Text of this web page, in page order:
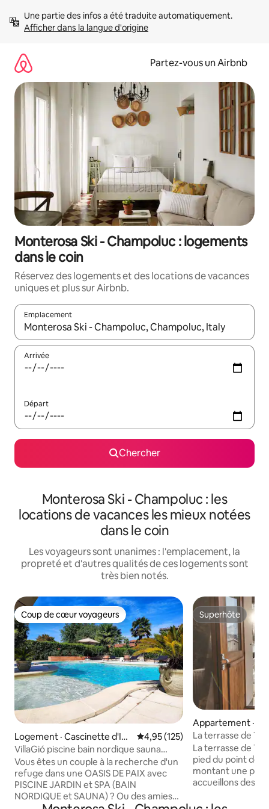
directement
Afficher dans la langue d'origine
Partez-vous un Airbnb
Monterosa Ski - Champoluc : logements
dans le coin
Réservez des logements et des locations de vacances
uniques et plus sur Airbnb.
Emplacement
Quand les résultats sont affichés, parcourez-les en utilisant
Arrivée
Départ
Chercher
Monterosa Ski - Champoluc : les
locations de vacances les mieux notées
dans le coin
Les voyageurs sont unanimes : l'emplacement, la
propreté et d'autres qualités de ces logements sont
très bien notés.
Coup de cœur voyageurs
Coup de cœur voyageurs
Logement · Cascinette d'Ivr
ea
Note moyenne de 4,95 sur 5,
4,95 (125)
VillaGió piscine bain nordique sauna
usage exclusif
Vous êtes un couple à la recherche d'un
refuge dans une OASIS DE PAIX avec
PISCINE JARDIN et SPA (BAIN
NORDIQUE et SAUNA) ? Ou des amies
Superhôte
Superhôte
Appartement ·
La terrasse de
La terrasse de
pied du point de
montant une
accueillons des
qu’est le Cervin. Trudi’s Terrace propose